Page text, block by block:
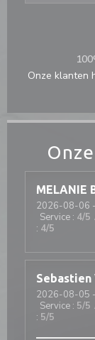
MELANIE
2026-08-06
Service : 4/5
: 4/5
Sebastien
2026-08-05
Service : 5/5
: 5/5
Onze klanten